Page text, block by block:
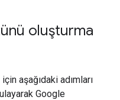
oluşturma
aşağıdaki adımları
Google